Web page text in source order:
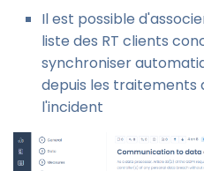
Il est possible
liste des RT clients
synchroniser
depuis les traitements
l'incident